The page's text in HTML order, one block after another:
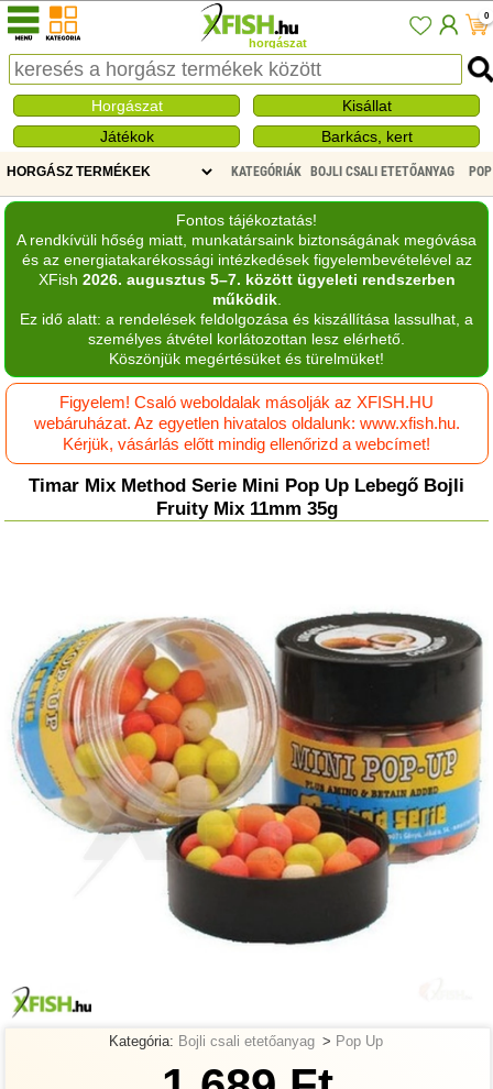
horgászat
0
Horgászat
Kisállat
Játékok
Barkács, kert
KATEGÓRIÁK BOJLI CSALI ETETŐANYAG
Fontos tájékoztatás!
A rendkívüli hőség miatt, munkatársaink biztonságának megóvása
és az energiatakarékossági intézkedések figyelembevételével az
XFish 2026. augusztus 5–7. között ügyeleti rendszerben
működik.
Ez idő alatt: a rendelések feldolgozása és kiszállítása lassulhat, a
személyes átvétel korlátozottan lesz elérhető.
Köszönjük megértésüket és türelmüket!
Figyelem! Csaló weboldalak másolják az XFISH.HU
webáruházat. Az egyetlen hivatalos oldalunk: www.xfish.hu.
Kérjük, vásárlás előtt mindig ellenőrizd a webcímet!
Timar Mix Method Serie Mini Pop Up Lebegő Bojli
Fruity Mix 11mm 35g
Kategória: Bojli csali etetőanyag > Pop Up